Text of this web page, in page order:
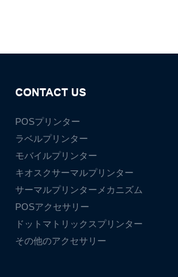
CONTACT US
POSプリンター
ラベルプリンター
モバイルプリンター
キオスクサーマルプリンター
サーマルプリンターメカニズム
POSアクセサリー
ドットマトリックスプリンター
その他のアクセサリー